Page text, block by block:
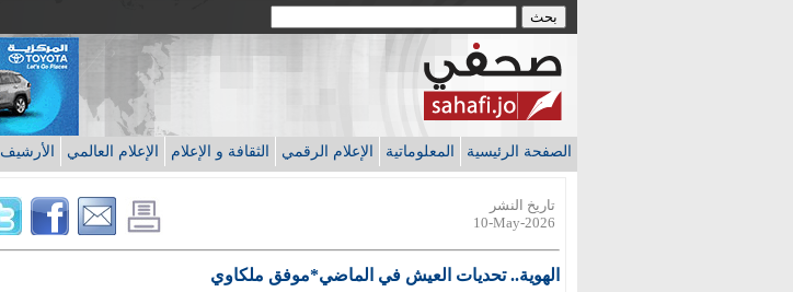
الصفحة الرئيسية المعلوماتية الإعلام الرقمي الثقافة و الإعلام الإعلام العالمي الأرشيف
تاريخ النشر
10-May-2026
الهوية.. تحديات العيش في الماضي*موفق ملكاوي